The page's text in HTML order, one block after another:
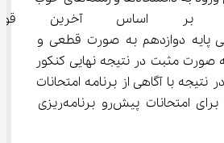
می‌شود. بر اساس آخرین
پایه دوازدهم به صورت قطعی و
صورت مثبت در نتیجه نهایی کنکور
با آگاهی از برنامه امتحانات
یازدهم انسانی ۱۴۰۴ برای امتحانات پیش‌رو برنامه‌ریزی